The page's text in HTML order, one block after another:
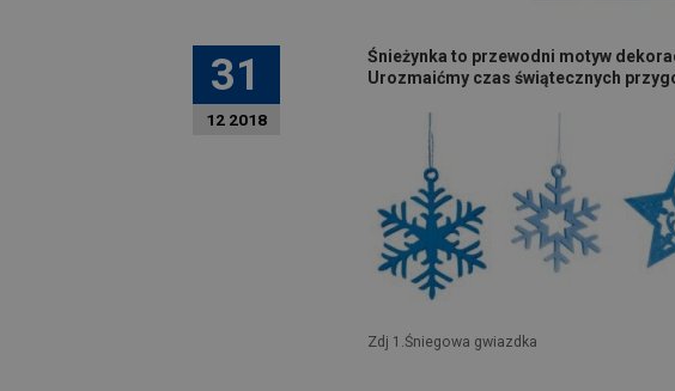
31
12 2018
Śnieżynka to przewodni motyw
Urozmaićmy czas świątecznych
Zdj 1.Śniegowa gwiazdka